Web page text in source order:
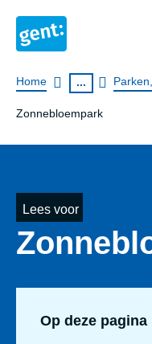
Home ...
Zonnebloempark
Lees voor
Op deze pagina